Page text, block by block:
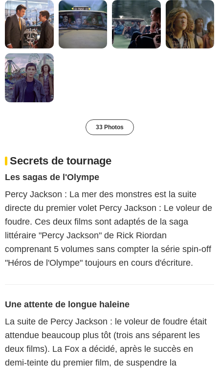
33 Photos
Secrets de tournage
Les sagas de l'Olympe
Percy Jackson : La mer des monstres est la suite
directe du premier volet Percy Jackson : Le voleur de
foudre. Ces deux films sont adaptés de la saga
littéraire "Percy Jackson" de Rick Riordan
comprenant 5 volumes sans compter la série spin-off
"Héros de l'Olympe" toujours en cours d'écriture.
Une attente de longue haleine
La suite de Percy Jackson : le voleur de foudre était
attendue beaucoup plus tôt (trois ans séparent les
deux films). La Fox a décidé, après le succès en
demi-teinte du premier film, de suspendre la